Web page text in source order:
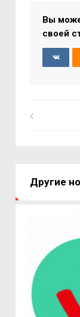
Вы
своей
Другие